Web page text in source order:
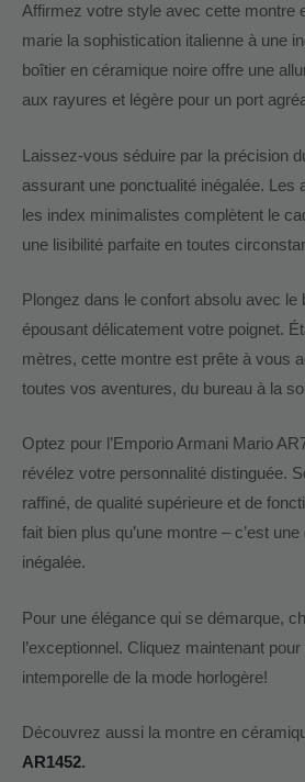
Affirmez votre style avec cette montre
marie la sophistication italienne à une
boîtier en céramique noire offre une
aux rayures et légère pour un port
Laissez-vous séduire par la précision
assurant une ponctualité inégalée. Les
les index minimalistes complètent le
une lisibilité parfaite en toutes
Plongez dans le confort absolu avec le
épousant délicatement votre poignet.
mètres, cette montre est prête à vous
toutes vos aventures, du bureau à la
Optez pour l’Emporio Armani Mario
révélez votre personnalité distinguée.
raffiné, de qualité supérieure et de
fait bien plus qu’une montre – c’est
inégalée.
Pour une élégance qui se démarque,
l’exceptionnel. Cliquez maintenant
intemporelle de la mode horlogère!
Découvrez aussi la montre en
AR1452.